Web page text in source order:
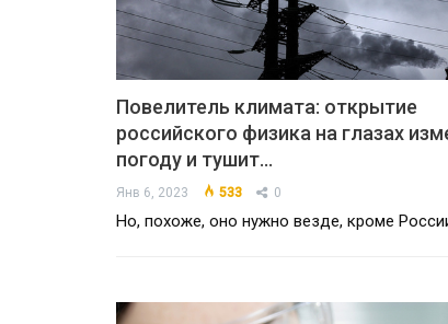
Повелитель климата: открытие
российского физика на глазах
погоду и тушит…
Янв 6, 2023 533 0
Но, похоже, оно нужно везде, кроме